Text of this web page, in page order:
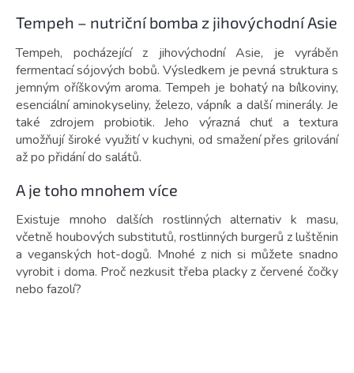
Tempeh – nutriční bomba z jihovýchodní Asie
Tempeh, pocházející z jihovýchodní Asie, je vyráběn
fermentací sójových bobů. Výsledkem je pevná struktura s
jemným oříškovým aroma. Tempeh je bohatý na bílkoviny,
esenciální aminokyseliny, železo, vápník a další minerály. Je
také zdrojem probiotik. Jeho výrazná chuť a textura
umožňují široké využití v kuchyni, od smažení přes grilování
až po přidání do salátů.
A je toho mnohem více
Existuje mnoho dalších rostlinných alternativ k masu,
včetně houbových substitutů, rostlinných burgerů z luštěnin
a veganských hot-dogů. Mnohé z nich si můžete snadno
vyrobit i doma. Proč nezkusit třeba placky z červené čočky
nebo fazolí?